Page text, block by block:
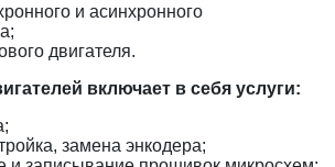
и асинхронного
двигателя.
включает в себя услуги:
замена энкодера;